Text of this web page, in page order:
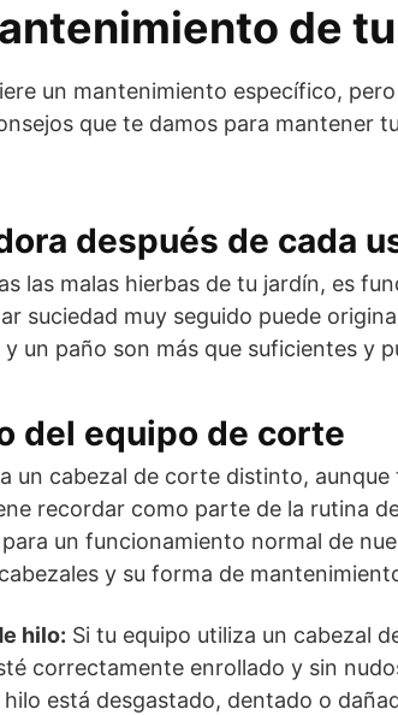
de
un mantenimiento específico,
que te damos para mantener
después de cada
las malas hierbas de tu jardín, es
suciedad muy seguido puede
un paño son más que suficientes y
del equipo de corte
un cabezal de corte distinto,
recordar como parte de la rutina
un funcionamiento normal de
y su forma de
hilo: Si tu equipo utiliza un cabezal
correctamente enrollado y sin
está desgastado, dentado o